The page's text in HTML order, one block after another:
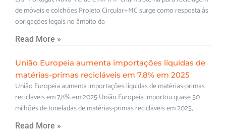
de móveis e colchões Projeto Circular+MC surge como resposta às
obrigações legais no âmbito da
Read More »
União Europeia aumenta importações líquidas de
matérias-primas recicláveis em 7,8% em 2025
União Europeia aumenta importações líquidas de matérias-primas
recicláveis em 7,8% em 2025 União Europeia importou quase 50
milhões de toneladas de matérias-primas recicláveis em 2025,
Read More »